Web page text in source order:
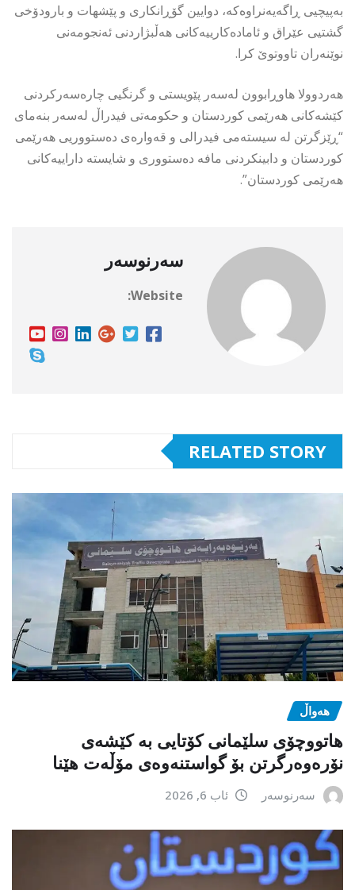
بەپیچیی ڕاگەیەنراوەكە، دوایین گۆڕانکاری و پێشهات و بارودۆخی
گشتیی عێراق و ئامادەکارییەکانی هەڵبژاردنی ئەنجومەنی
نوێنەران تاووتوێ کرا.
هەردوولا هاوڕابوون لەسەر پێویستی و گرنگیی چارەسەرکردنی
کێشەکانی هەرێمی کوردستان و حکومەتی فیدراڵ لەسەر بنەمای
“ڕێزگرتن لە سیستەمی فیدرالی و قەوارەی دەستووریی هەرێمی
کوردستان و دابینکردنی مافە دەستووری و شایستە داراییەکانی
هەرێمی کوردستان”.
سەرنوسەر
Website:
RELATED STORY
هەواڵ
هاتووچۆی سلێمانی کۆتایی بە کێشەی
نۆرەوەرگرتن بۆ گواستنەوەی مۆڵەت هێنا
سەرنوسەر ئاب 6, 2026